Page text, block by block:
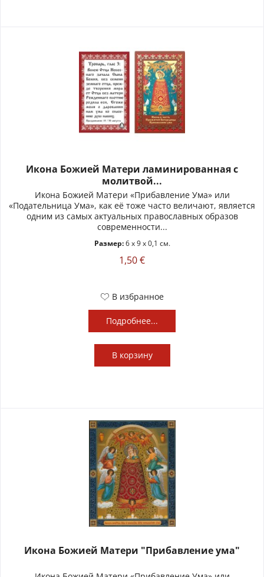
Икона Божией Матери ламинированная с
молитвой...
Икона Божией Матери «Прибавление Ума» или
«Подательница Ума», как её тоже часто величают, является
одним из самых актуальных православных образов
современности...
Размер:6 x 9 x 0,1 см.
1,50 €
В избранное
Подробнее...
В корзину
Икона Божией Матери "Прибавление ума"